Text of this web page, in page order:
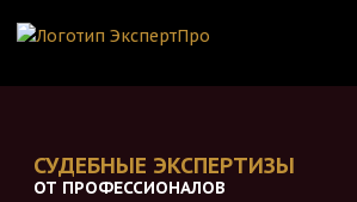
СУДЕБНЫЕ ЭКСПЕРТИЗЫ
ОТ ПРОФЕССИОНАЛОВ